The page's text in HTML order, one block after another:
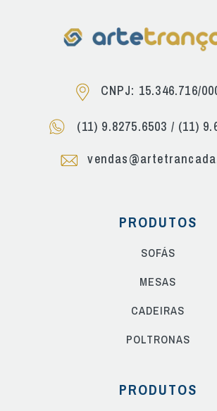
CNPJ: 15.346.716/
(11) 9.8275.6503 / (11)
PRODUTOS
SOFÁS
MESAS
CADEIRAS
POLTRONAS
PRODUTOS